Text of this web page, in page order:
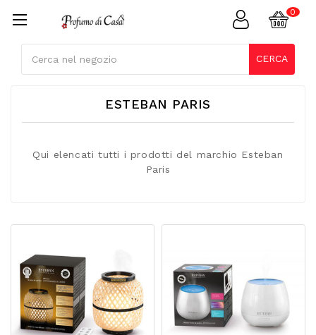
CERCA
ESTEBAN PARIS
Qui elencati tutti i prodotti del marchio Esteban
Paris